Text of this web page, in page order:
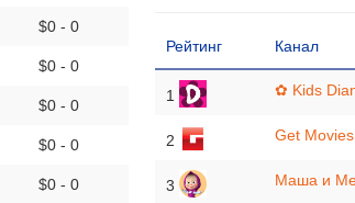
$0 - 0
$0 - 0
$0 - 0
$0 - 0
$0 - 0
Рейтинг Канал
1 ✿ Kids
2 Get Movies
3 Маша и